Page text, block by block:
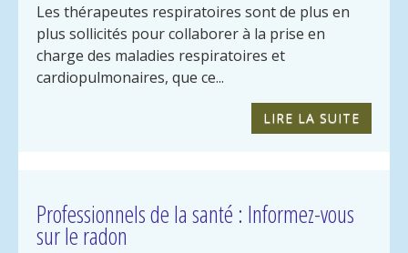
Les thérapeutes respiratoires sont de plus en
plus sollicités pour collaborer à la prise en
charge des maladies respiratoires et
cardiopulmonaires, que ce...
LIRE LA SUITE
Professionnels de la santé : Informez-vous
sur le radon